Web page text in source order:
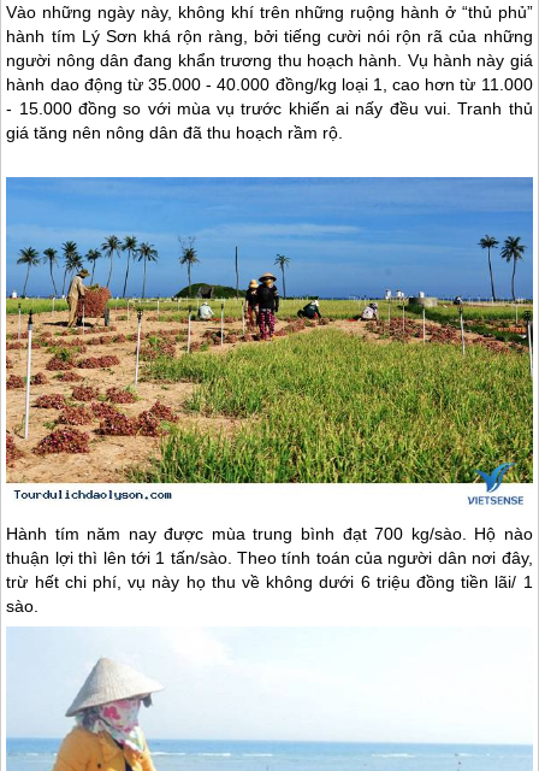
Vào những ngày này, không khí trên những ruộng hành ở “thủ phủ”
hành tím Lý Sơn khá rộn ràng, bởi tiếng cười nói rộn rã của những
người nông dân đang khẩn trương thu hoạch hành. Vụ hành này giá
hành dao động từ 35.000 - 40.000 đồng/kg loại 1, cao hơn từ 11.000
- 15.000 đồng so với mùa vụ trước khiến ai nấy đều vui. Tranh thủ
giá tăng nên nông dân đã thu hoạch rầm rộ.
Hành tím năm nay được mùa trung bình đạt 700 kg/sào. Hộ nào
thuận lợi thì lên tới 1 tấn/sào. Theo tính toán của người dân nơi đây,
trừ hết chi phí, vụ này họ thu về không dưới 6 triệu đồng tiền lãi/ 1
sào.